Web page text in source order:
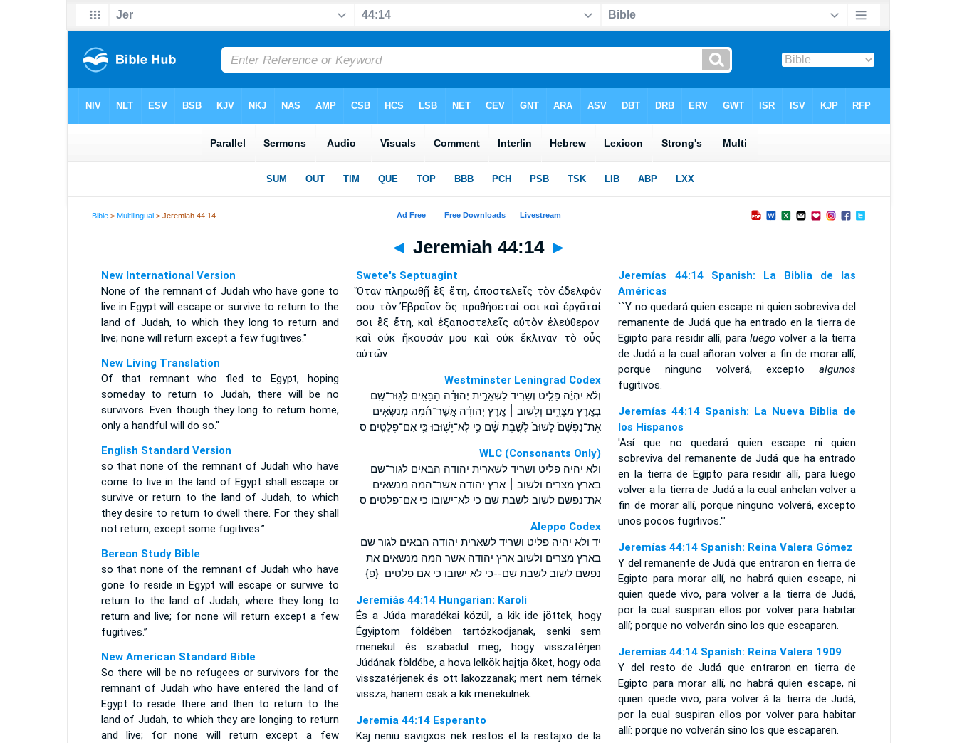
Bible >Multilingual > Jeremiah 44:14
◄ Jeremiah 44:14 ►
New International Version
None of the remnant of Judah who have gone to
live in Egypt will escape or survive to return to the
land of Judah, to which they long to return and
live; none will return except a few fugitives."
New Living Translation
Of that remnant who fled to Egypt, hoping
someday to return to Judah, there will be no
survivors. Even though they long to return home,
only a handful will do so."
English Standard Version
so that none of the remnant of Judah who have
come to live in the land of Egypt shall escape or
survive or return to the land of Judah, to which
they desire to return to dwell there. For they shall
not return, except some fugitives.”
Berean Study Bible
so that none of the remnant of Judah who have
gone to reside in Egypt will escape or survive to
return to the land of Judah, where they long to
return and live; for none will return except a few
fugitives.”
New American Standard Bible
So there will be no refugees or survivors for the
remnant of Judah who have entered the land of
Egypt to reside there and then to return to the
land of Judah, to which they are longing to return
and live; for none will return except a few
Swete's Septuagint
Ὅταν πληρωθῇ ἓξ ἔτη, ἀποστελεῖς τὸν ἀδελφόν
σου τὸν Ἐβραῖον ὃς πραθήσεταί σοι καὶ ἐργᾶταί
σοι ἓξ ἔτη, καὶ ἐξαποστελεῖς αὐτὸν ἐλεύθερον·
καὶ οὐκ ἤκουσάν μου καὶ οὐκ ἔκλιναν τὸ οὖς
αὐτῶν.
Westminster Leningrad Codex
וְלֹ֨א יִהְיֶ֜ה פָּלִ֤יט וְשָׂרִיד֙ לִשְׁאֵרִ֣ית יְהוּדָ֔ה הַבָּאִ֥ים לָגֽוּר־שָׁ֖ם
בְּאֶ֣רֶץ מִצְרָ֑יִם וְלָשׁ֣וּב ׀ אֶ֣רֶץ יְהוּדָ֗ה אֲשֶׁר־הֵ֜מָּה מְנַשְּׂאִ֤ים
אֶת־נַפְשָׁם֙ לָשׁוּב֙ לָשֶׁ֣בֶת שָׁ֔ם כִּ֥י לֹֽא־יָשׁ֖וּבוּ כִּ֥י אִם־פְּלֵטִֽים׃ ס
WLC (Consonants Only)
ולא יהיה פליט ושריד לשארית יהודה הבאים לגור־שם
בארץ מצרים ולשוב ׀ ארץ יהודה אשר־המה מנשאים
את־נפשם לשוב לשבת שם כי לא־ישובו כי אם־פלטים׃ ס
Aleppo Codex
יד ולא יהיה פליט ושריד לשארית יהודה הבאים לגור שם
בארץ מצרים ולשוב ארץ יהודה אשר המה מנשאים את
נפשם לשוב לשבת שם--כי לא ישובו כי אם פלטים {פ}
Jeremiás 44:14 Hungarian: Karoli
És a Júda maradékai közül, a kik ide jöttek, hogy
Égyiptom földében tartózkodjanak, senki sem
menekül és szabadul meg, hogy visszatérjen
Júdának földébe, a hova lelkök hajtja õket, hogy oda
visszatérjenek és ott lakozzanak; mert nem térnek
vissza, hanem csak a kik menekülnek.
Jeremia 44:14 Esperanto
Kaj neniu savigxos nek restos el la restajxo de la
Jeremías 44:14 Spanish: La Biblia de las
Américas
``Y no quedará quien escape ni quien sobreviva del
remanente de Judá que ha entrado en la tierra de
Egipto para residir allí, paraluego volver a la tierra
de Judá a la cual añoran volver a fin de morar allí,
porque ninguno volverá, exceptoalgunos
fugitivos.
Jeremías 44:14 Spanish: La Nueva Biblia de
los Hispanos
'Así que no quedará quien escape ni quien
sobreviva del remanente de Judá que ha entrado
en la tierra de Egipto para residir allí, para luego
volver a la tierra de Judá a la cual anhelan volver a
fin de morar allí, porque ninguno volverá, excepto
unos pocos fugitivos.'"
Jeremías 44:14 Spanish: Reina Valera Gómez
Y del remanente de Judá que entraron en tierra de
Egipto para morar allí, no habrá quien escape, ni
quien quede vivo, para volver a la tierra de Judá,
por la cual suspiran ellos por volver para habitar
allí; porque no volverán sino los que escaparen.
Jeremías 44:14 Spanish: Reina Valera 1909
Y del resto de Judá que entraron en tierra de
Egipto para morar allí, no habrá quien escape, ni
quien quede vivo, para volver á la tierra de Judá,
por la cual suspiran ellos por volver para habitar
allí: porque no volverán sino los que escaparen.